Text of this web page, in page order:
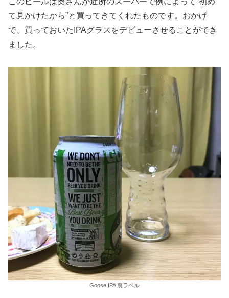
て見かけたから”と買ってきてくれたものです。おかげ
で、買っておいたIPAグラスをデビューさせることができ
ました。
Goose IPA 裏ラベル